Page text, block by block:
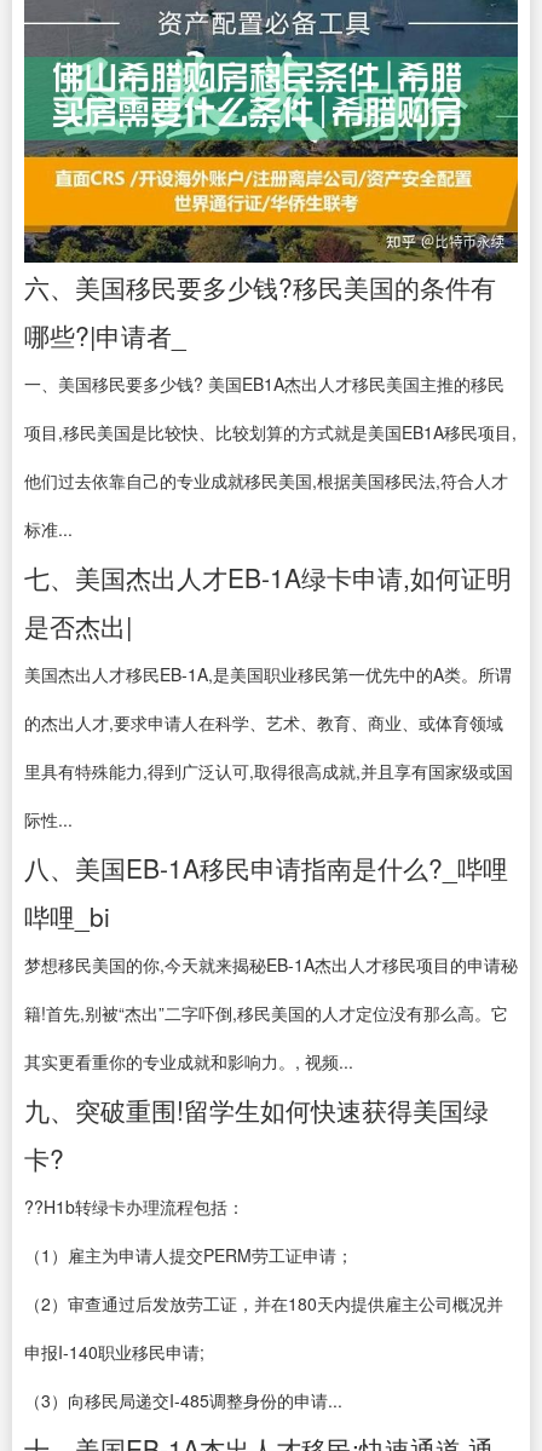
六、美国移民要多少钱?移民美国的条件有
哪些?|申请者_
一、美国移民要多少钱? 美国EB1A杰出人才移民美国主推的移民
项目,移民美国是比较快、比较划算的方式就是美国EB1A移民项目,
他们过去依靠自己的专业成就移民美国,根据美国移民法,符合人才
标准...
七、美国杰出人才EB-1A绿卡申请,如何证明
是否杰出|
美国杰出人才移民EB-1A,是美国职业移民第一优先中的A类。所谓
的杰出人才,要求申请人在科学、艺术、教育、商业、或体育领域
里具有特殊能力,得到广泛认可,取得很高成就,并且享有国家级或国
际性...
八、美国EB-1A移民申请指南是什么?_哔哩
哔哩_bi
梦想移民美国的你,今天就来揭秘EB-1A杰出人才移民项目的申请秘
籍!首先,别被“杰出”二字吓倒,移民美国的人才定位没有那么高。它
其实更看重你的专业成就和影响力。, 视频...
九、突破重围!留学生如何快速获得美国绿
卡?
??H1b转绿卡办理流程包括：
（1）雇主为申请人提交PERM劳工证申请；
（2）审查通过后发放劳工证，并在180天内提供雇主公司概况并
申报I-140职业移民申请;
（3）向移民局递交I-485调整身份的申请...